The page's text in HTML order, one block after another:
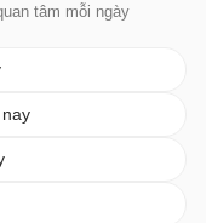
tâm mỗi ngày